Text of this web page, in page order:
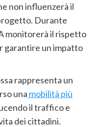
non influenzerà il
Durante
monitorerà il rispetto
garantire un impatto
rappresenta un
una mobilità più
il traffico e
dei cittadini.